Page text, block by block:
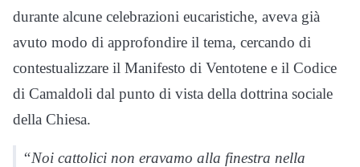
durante alcune celebrazioni eucaristiche, aveva già
avuto modo di approfondire il tema, cercando di
contestualizzare il Manifesto di Ventotene e il Codice
di Camaldoli dal punto di vista della dottrina sociale
della Chiesa.
“Noi cattolici non eravamo alla finestra nella